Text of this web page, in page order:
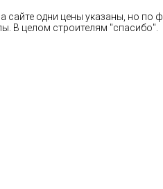
сайте одни цены указаны, но по
В целом строителям "спасибо".